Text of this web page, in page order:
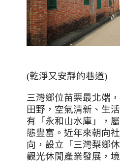
(乾淨又安靜的巷道)
三灣鄉位苗栗最北端
田野，空氣清新、生
有「永和山水庫」，
態豐富。近年來朝向
向，設立「三灣梨鄉
觀光休閒產業發展，